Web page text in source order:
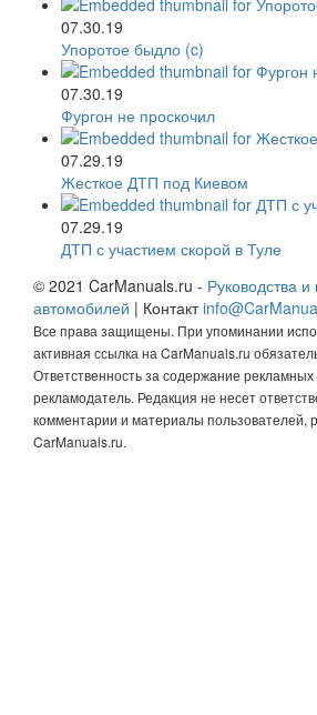
07.30.19
Упоротое быдло (c)
07.30.19
Фургон не проскочил
07.29.19
Жесткое ДТП под Киевом
07.29.19
ДТП с участием скорой в Туле
© 2021 CarManuals.ru - Руководства
автомобилей | Контакт
Все права защищены. При упоминании
активная ссылка на CarManuals.ru
Ответственность за содержание
рекламодатель. Редакция не несет
комментарии и материалы пользователей,
CarManuals.ru.